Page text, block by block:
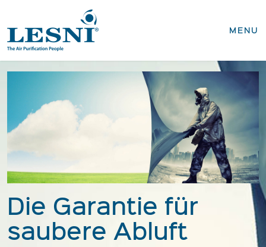
MENU
SCHLIESSEN
Geschäftsbereiche
Kontakt
Die Garantie für
saubere Abluft